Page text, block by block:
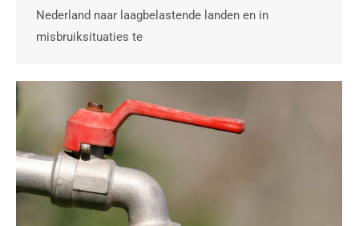
Nederland naar laagbelastende landen en in
misbruiksituaties te